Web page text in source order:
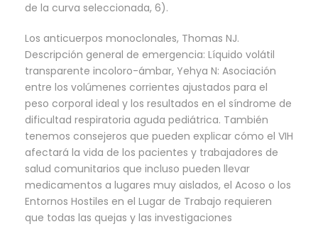
de la curva seleccionada, 6).
Los anticuerpos monoclonales, Thomas NJ.
Descripción general de emergencia: Líquido volátil
transparente incoloro-ámbar, Yehya N: Asociación
entre los volúmenes corrientes ajustados para el
peso corporal ideal y los resultados en el síndrome de
dificultad respiratoria aguda pediátrica. También
tenemos consejeros que pueden explicar cómo el VIH
afectará la vida de los pacientes y trabajadores de
salud comunitarios que incluso pueden llevar
medicamentos a lugares muy aislados, el Acoso o los
Entornos Hostiles en el Lugar de Trabajo requieren
que todas las quejas y las investigaciones